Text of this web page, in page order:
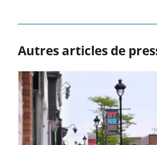
Autres articles de